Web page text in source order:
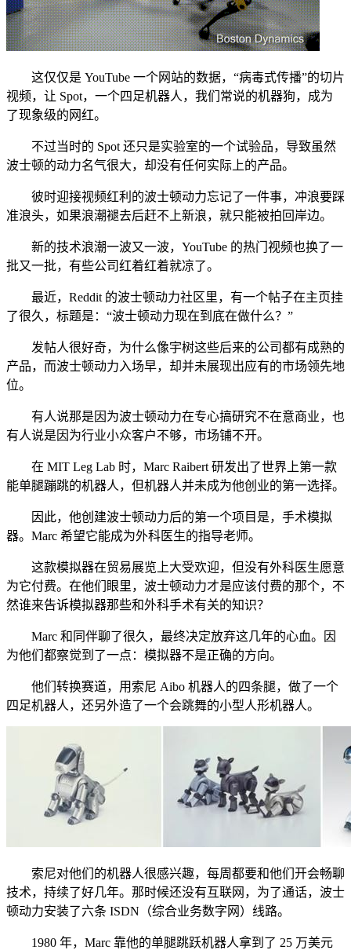
这仅仅是 YouTube 一个网站的数据，“病毒式传播”的切片
视频，让 Spot，一个四足机器人，我们常说的机器狗，成为
了现象级的网红。
不过当时的 Spot 还只是实验室的一个试验品，导致虽然
波士顿的动力名气很大，却没有任何实际上的产品。
彼时迎接视频红利的波士顿动力忘记了一件事，冲浪要踩
准浪头，如果浪潮褪去后赶不上新浪，就只能被拍回岸边。
新的技术浪潮一波又一波，YouTube 的热门视频也换了一
批又一批，有些公司红着红着就凉了。
最近，Reddit 的波士顿动力社区里，有一个帖子在主页挂
了很久，标题是：“波士顿动力现在到底在做什么？”
发帖人很好奇，为什么像宇树这些后来的公司都有成熟的
产品，而波士顿动力入场早，却并未展现出应有的市场领先地
位。
有人说那是因为波士顿动力在专心搞研究不在意商业，也
有人说是因为行业小众客户不够，市场铺不开。
在 MIT Leg Lab 时，Marc Raibert 研发出了世界上第一款
能单腿蹦跳的机器人，但机器人并未成为他创业的第一选择。
因此，他创建波士顿动力后的第一个项目是，手术模拟
器。Marc 希望它能成为外科医生的指导老师。
这款模拟器在贸易展览上大受欢迎，但没有外科医生愿意
为它付费。在他们眼里，波士顿动力才是应该付费的那个，不
然谁来告诉模拟器那些和外科手术有关的知识？
Marc 和同伴聊了很久，最终决定放弃这几年的心血。因
为他们都察觉到了一点：模拟器不是正确的方向。
他们转换赛道，用索尼 Aibo 机器人的四条腿，做了一个
四足机器人，还另外造了一个会跳舞的小型人形机器人。
索尼对他们的机器人很感兴趣，每周都要和他们开会畅聊
技术，持续了好几年。那时候还没有互联网，为了通话，波士
顿动力安装了六条 ISDN（综合业务数字网）线路。
1980 年，Marc 靠他的单腿跳跃机器人拿到了 25 万美元